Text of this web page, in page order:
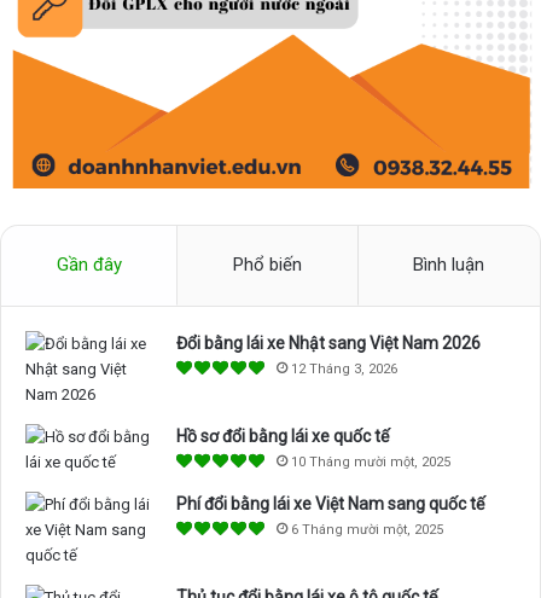
Gần đây Phổ biến Bình luận
Đổi bằng lái xe Nhật sang Việt Nam 2026
12 Tháng 3, 2026
Hồ sơ đổi bằng lái xe quốc tế
10 Tháng mười một, 2025
Phí đổi bằng lái xe Việt Nam sang quốc tế
6 Tháng mười một, 2025